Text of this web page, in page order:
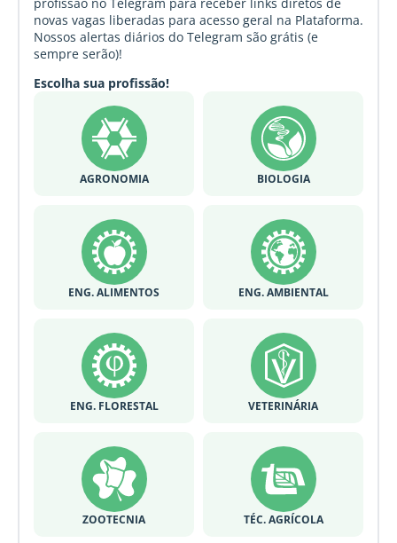
profissão no Telegram para receber links diretos de
novas vagas liberadas para acesso geral na Plataforma.
Nossos alertas diários do Telegram são grátis (e
sempre serão)!
Escolha sua profissão!
AGRONOMIA BIOLOGIA
ENG. ALIMENTOS ENG. AMBIENTAL
ENG. FLORESTAL VETERINÁRIA
ZOOTECNIA TÉC. AGRÍCOLA